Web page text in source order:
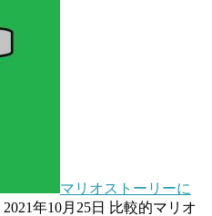
マリオストーリーに
2021年10月25日 比較的マリオ